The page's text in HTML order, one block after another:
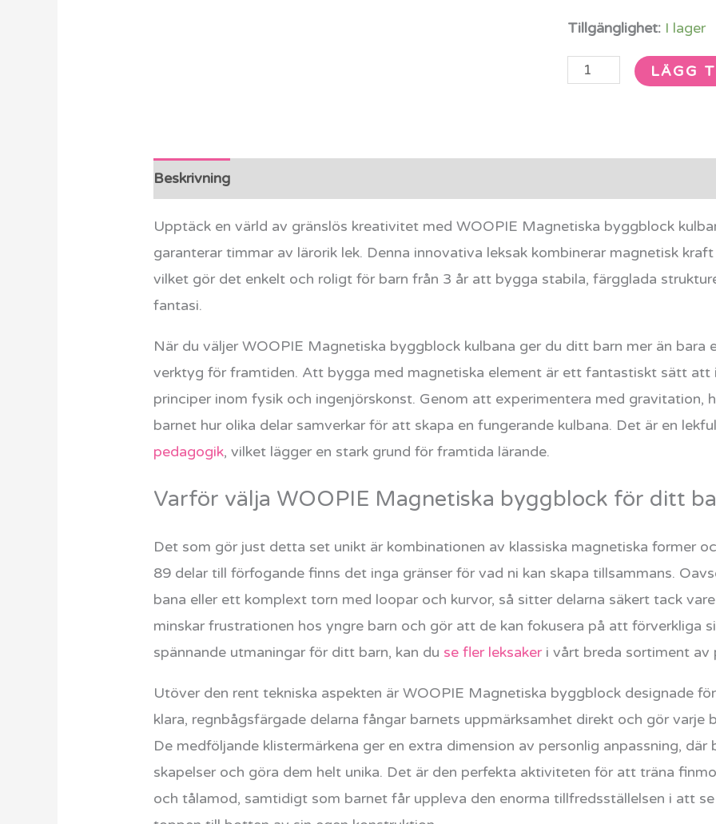
Tillgänglighet: I lager
LÄGG
Beskrivning
Upptäck en värld av gränslös kreativitet med WOOPIE Magnetiska byggblock
garanterar timmar av lärorik lek. Denna innovativa leksak kombinerar magnetisk
vilket gör det enkelt och roligt för barn från 3 år att bygga stabila, färgglada
fantasi.
När du väljer WOOPIE Magnetiska byggblock kulbana ger du ditt barn mer än bara
verktyg för framtiden. Att bygga med magnetiska element är ett fantastiskt sätt att
principer inom fysik och ingenjörskonst. Genom att experimentera med gravitation,
barnet hur olika delar samverkar för att skapa en fungerande kulbana. Det är en
pedagogik, vilket lägger en stark grund för framtida lärande.
Varför välja WOOPIE Magnetiska byggblock för ditt
Det som gör just detta set unikt är kombinationen av klassiska magnetiska former
89 delar till förfogande finns det inga gränser för vad ni kan skapa tillsammans.
bana eller ett komplext torn med loopar och kurvor, så sitter delarna säkert tack
minskar frustrationen hos yngre barn och gör att de kan fokusera på att förverkliga
spännande utmaningar för ditt barn, kan du se fler leksakeri vårt breda sortiment av
Utöver den rent tekniska aspekten är WOOPIE Magnetiska byggblock designade
klara, regnbågsfärgade delarna fångar barnets uppmärksamhet direkt och gör varje
De medföljande klistermärkena ger en extra dimension av personlig anpassning, där
skapelser och göra dem helt unika. Det är den perfekta aktiviteten för att träna
och tålamod, samtidigt som barnet får uppleva den enorma tillfredsställelsen i att